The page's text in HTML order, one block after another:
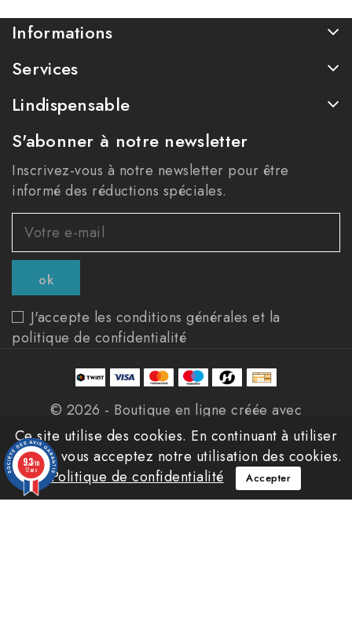
Informations
Services
Lindispensable
S'abonner à notre newsletter
Inscrivez-vous à notre newsletter pour être
informé des réductions spéciales.
J'accepte les conditions générales et la
politique de confidentialité
Ce site utilise des cookies. En continuant à utiliser
ce site, vous acceptez notre utilisation des cookies.
Politique de confidentialité
Accepter
© 2026 - Boutique en ligne créée avec
PrestaShop™
9.3/10
12 avis